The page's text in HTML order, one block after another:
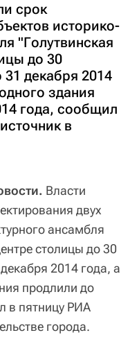
срок
историко-
"Голутвинская
до 30
31 декабря 2014
здания
года, сообщил
в
Власти
двух
ансамбля
столицы до 30
2014 года, а
продлили до
в пятницу РИА
города.